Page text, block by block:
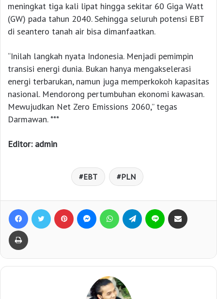
meningkat tiga kali lipat hingga sekitar 60 Giga Watt
(GW) pada tahun 2040. Sehingga seluruh potensi EBT
di seantero tanah air bisa dimanfaatkan.
“Inilah langkah nyata Indonesia. Menjadi pemimpin
transisi energi dunia. Bukan hanya mengakselerasi
energi terbarukan, namun juga memperkokoh kapasitas
nasional. Mendorong pertumbuhan ekonomi kawasan.
Mewujudkan Net Zero Emissions 2060,” tegas
Darmawan. ***
Editor: admin
EBT PLN